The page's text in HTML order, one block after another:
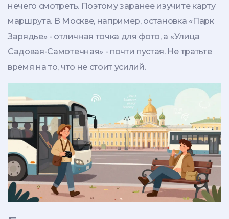
нечего смотреть. Поэтому заранее изучите карту
маршрута. В Москве, например, остановка «Парк
Зарядье» - отличная точка для фото, а «Улица
Садовая-Самотечная» - почти пустая. Не тратьте
время на то, что не стоит усилий.